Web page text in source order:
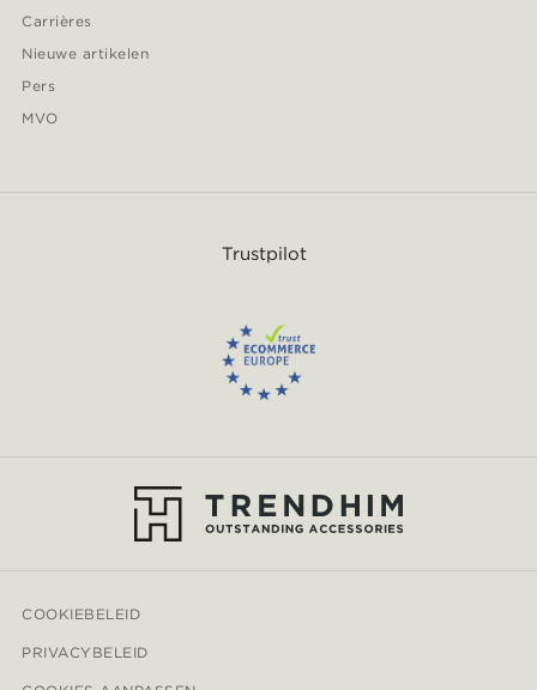
Carrières
Nieuwe artikelen
Pers
MVO
Trustpilot
COOKIEBELEID
PRIVACYBELEID